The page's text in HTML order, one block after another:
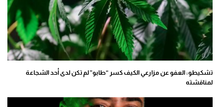
تشكيطو: العفو عن مزارعي الكيف كسر “طابو” لم تكن لدى أحد الشجاعة
لمناقشته